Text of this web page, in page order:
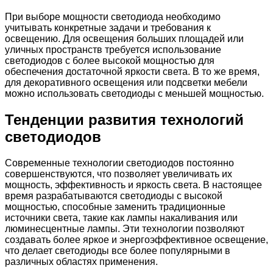
При выборе мощности светодиода необходимо
учитывать конкретные задачи и требования к
освещению. Для освещения больших площадей или
уличных пространств требуется использование
светодиодов с более высокой мощностью для
обеспечения достаточной яркости света. В то же время,
для декоративного освещения или подсветки мебели
можно использовать светодиоды с меньшей мощностью.
Тенденции развития технологий
светодиодов
Современные технологии светодиодов постоянно
совершенствуются, что позволяет увеличивать их
мощность, эффективность и яркость света. В настоящее
время разрабатываются светодиоды с высокой
мощностью, способные заменить традиционные
источники света, такие как лампы накаливания или
люминесцентные лампы. Эти технологии позволяют
создавать более яркое и энергоэффективное освещение,
что делает светодиоды все более популярными в
различных областях применения.